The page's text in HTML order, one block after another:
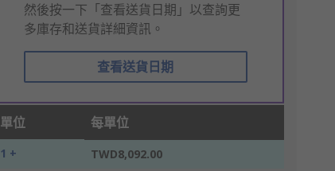
然後按一下「查看送貨日期」以查詢更
多庫存和送貨詳細資訊。
查看送貨日期
單位 每單位
1 + TWD8,092.00